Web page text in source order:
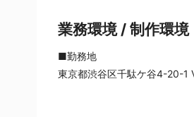
業務環境 / 制作環境
東京都渋谷区千駄ケ谷4-20-1